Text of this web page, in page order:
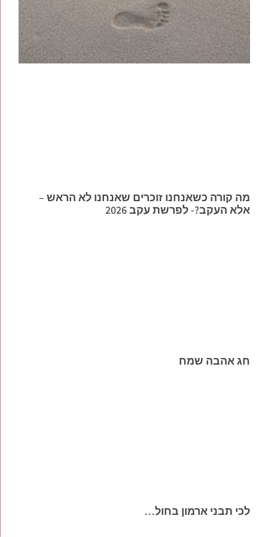
מה קורה כשאנחנו זוכרים שאנחנו לא הראש –
אלא העקב?- לפרשת עקב 2026
חג אהבה שמח
לכי תבני ארמון בחול…